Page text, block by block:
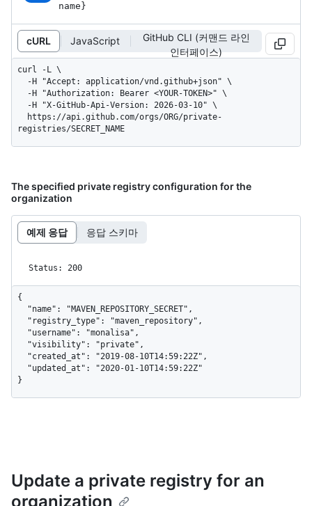
name}
cURL JavaScript
GitHub CLI (커맨드 라인
인터페이스)
curl -L \
registries/SECRET_NAME
The specified private registry configuration for the
organization
예제 응답 응답 스키마
Status: 200
{
}
Update a private registry for an
organization